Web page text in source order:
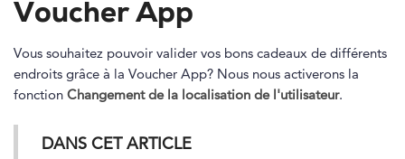
e-surprise
Voucher App
Vous souhaitez pouvoir valider vos bons cadeaux de différents
endroits grâce à la Voucher App? Nous nous activerons la
fonction Changement de la localisation de l'utilisateur.
DANS CET ARTICLE